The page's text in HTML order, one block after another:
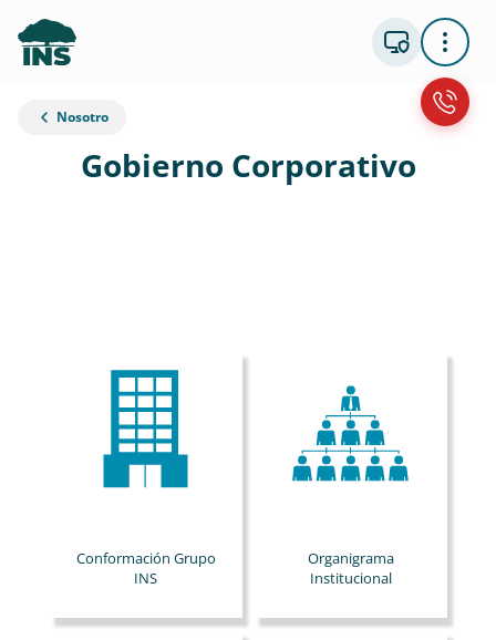
Nosotro
Gobierno Corporativo
Conformación Grupo
INS
Organigrama
Institucional